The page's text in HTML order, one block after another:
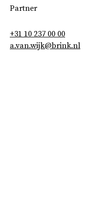
Partner
+31 10 237 00 00
a.van.wijk@brink.nl